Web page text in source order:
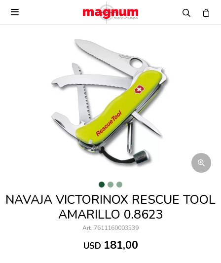

NAVAJA VICTORINOX RESCUE TOOL
AMARILLO 0.8623
7611160003539
USD 181,00